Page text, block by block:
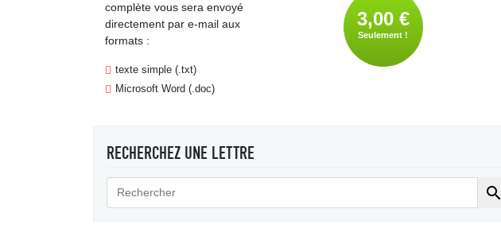
complète vous sera envoyé
directement par e-mail aux
formats :
texte simple (.txt)
Microsoft Word (.doc)
3,00 €
Seulement !
RECHERCHEZ UNE LETTRE
